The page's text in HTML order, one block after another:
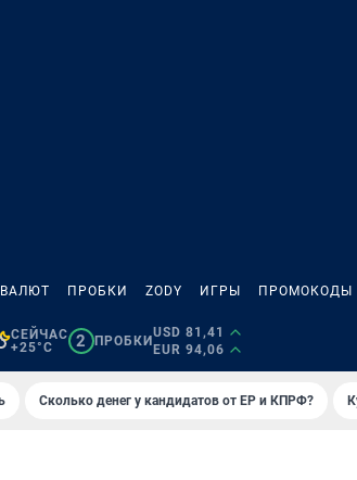
ПРОБКИ ZODY ИГРЫ ПРОМОКОДЫ
СЕЙЧАС
+25°C
2 ПРОБКИ
USD 81,41
EUR 94,06
Сколько денег у кандидатов от ЕР и КПРФ?